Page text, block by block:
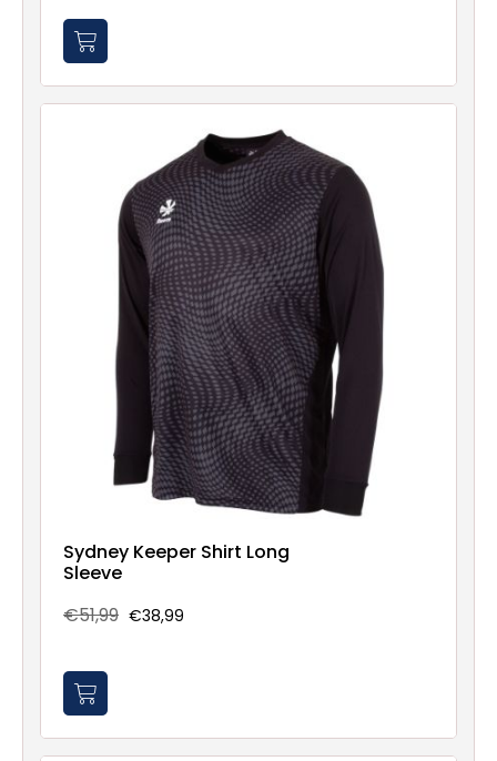
Sydney Keeper Shirt Long
Sleeve
€51,99 €38,99